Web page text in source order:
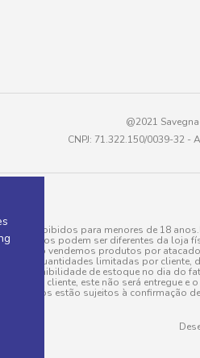
@2021
CNPJ: 71.322.150/0039-32 -
são proibidos para menores de 18
preços podem ser diferentes da loja
e não vendemos produtos por
quantidades limitadas por cliente,
à disponibilidade de estoque no dia
do cliente, este não será entregue
os pedidos estão sujeitos à confirmação